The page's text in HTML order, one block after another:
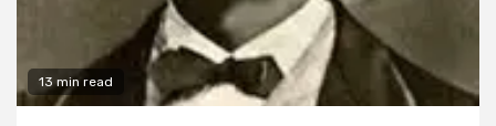
13 min read